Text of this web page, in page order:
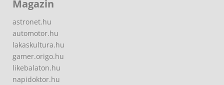
Magazin
astronet.hu
automotor.hu
lakaskultura.hu
gamer.origo.hu
likebalaton.hu
napidoktor.hu